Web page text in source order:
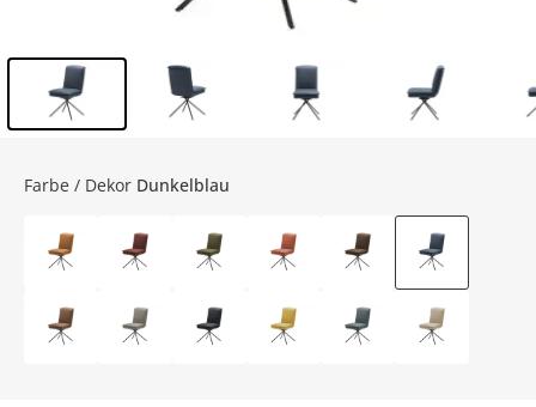
Farbe / Dekor Dunkelblau